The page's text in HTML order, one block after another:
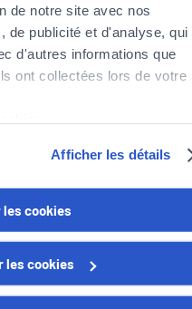
de notre site avec nos
de publicité et d'analyse, qui
d'autres informations que
ont collectées lors de votre
votre consentement à tout
des cookies" en bas
nécessaires au
Afficher les détails
cookies
les cookies
municipality of
of Sanem
of Kayl
of Schifflange
of Rumelange